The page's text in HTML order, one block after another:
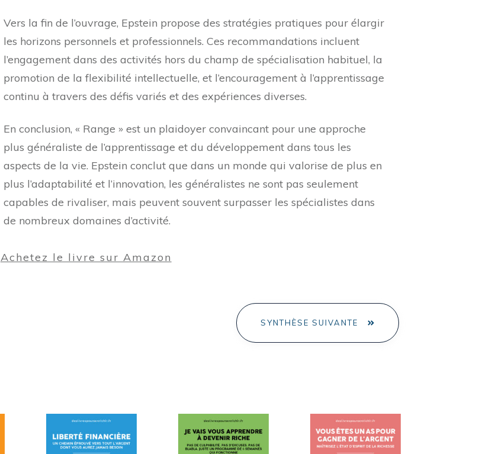
Vers la fin de l’ouvrage, Epstein propose des stratégies pratiques pour élargir
les horizons personnels et professionnels. Ces recommandations incluent
l’engagement dans des activités hors du champ de spécialisation habituel, la
promotion de la flexibilité intellectuelle, et l’encouragement à l’apprentissage
continu à travers des défis variés et des expériences diverses.
En conclusion, « Range » est un plaidoyer convaincant pour une approche
plus généraliste de l’apprentissage et du développement dans tous les
aspects de la vie. Epstein conclut que dans un monde qui valorise de plus en
plus l’adaptabilité et l’innovation, les généralistes ne sont pas seulement
capables de rivaliser, mais peuvent souvent surpasser les spécialistes dans
de nombreux domaines d’activité.
Achetez le livre sur Amazon
SYNTHÈSE SUIVANTE